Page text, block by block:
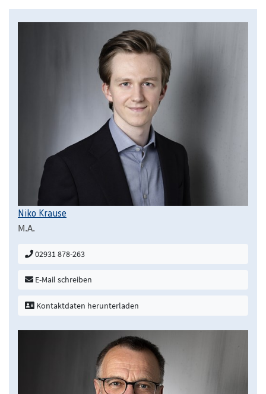
Niko Krause
M.A.
02931 878-263
E-Mail schreiben
Kontaktdaten herunterladen